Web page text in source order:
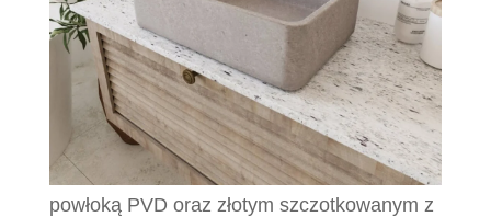
powłoką PVD oraz złotym szczotkowanym z